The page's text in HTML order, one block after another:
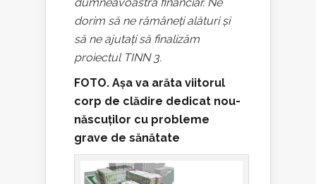
dorim să ne rămâneți alături și
să ne ajutați să finalizăm
proiectul TINN 3.
FOTO. Așa va arăta viitorul
corp de clădire dedicat nou-
născuților cu probleme
grave de sănătate